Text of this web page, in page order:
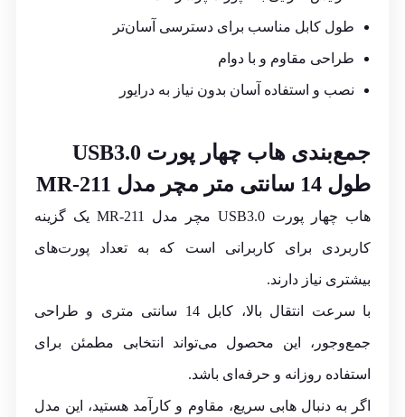
طول کابل مناسب برای دسترسی آسان‌تر
طراحی مقاوم و با دوام
نصب و استفاده آسان بدون نیاز به درایور
جمع‌بندی هاب چهار پورت USB3.0
طول 14 سانتی متر مچر مدل MR-211
هاب چهار پورت USB3.0 مچر مدل MR-211 یک گزینه
کاربردی برای کاربرانی است که به تعداد پورت‌های
بیشتری نیاز دارند.
با سرعت انتقال بالا، کابل 14 سانتی متری و طراحی
جمع‌وجور، این محصول می‌تواند انتخابی مطمئن برای
استفاده روزانه و حرفه‌ای باشد.
اگر به دنبال هابی سریع، مقاوم و کارآمد هستید، این مدل